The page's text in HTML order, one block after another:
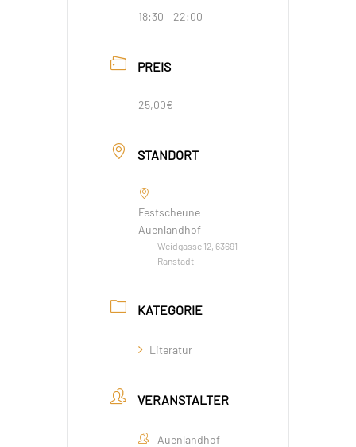
18:30 - 22:00
PREIS
25,00€
STANDORT
Festscheune
Auenlandhof
Weidgasse 12, 63691
Ranstadt
KATEGORIE
Literatur
VERANSTALTER
Auenlandhof